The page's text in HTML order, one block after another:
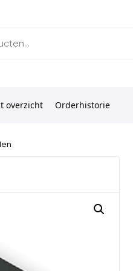
overzicht Orderhistorie